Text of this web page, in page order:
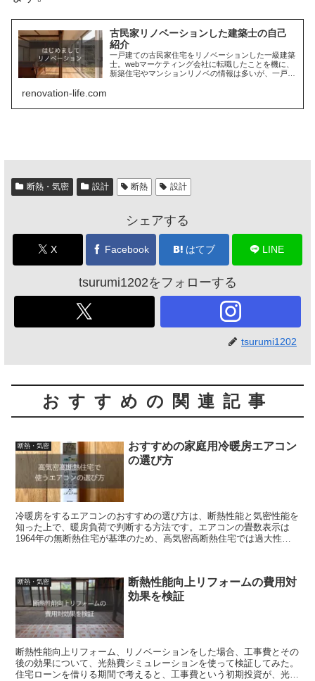
古民家リノベーションした建築士の自己
紹介
一戸建ての古民家住宅をリノベーションした一級建築
士。webマーケティング会社に転職したことを機に、
新築住宅やマンションリノベの情報は多いが、一戸建
renovation-life.com
断熱・気密 設計 断熱 設計
シェアする
X Facebook はてブ LINE
tsurumi1202をフォローする
tsurumi1202
おすすめの関連記事
断熱・気密
おすすめの家庭用冷暖房エアコン
の選び方
冷暖房をするエアコンのおすすめの選び方は、断熱性能と気密性能を
知った上で、暖房負荷で判断する方法です。エアコンの畳数表示は
1964年の無断熱住宅が基準のため、高気密高断熱住宅では過大性能
断熱・気密
断熱性能向上リフォームの費用対
効果を検証
断熱性能向上リフォーム、リノベーションをした場合、工事費とその
後の効果について、光熱費シミュレーションを使って検証してみた。
住宅ローンを借りる期間で考えると、工事費という初期投資が、光熱